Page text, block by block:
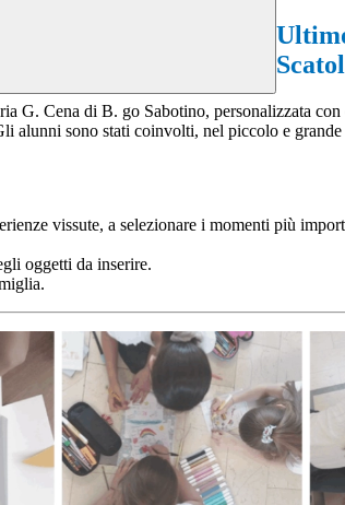
G. Cena di B. go Sabotino, personalizzata
alunni sono stati coinvolti, nel piccolo e
vissute, a selezionare i momenti più
oggetti da inserire.